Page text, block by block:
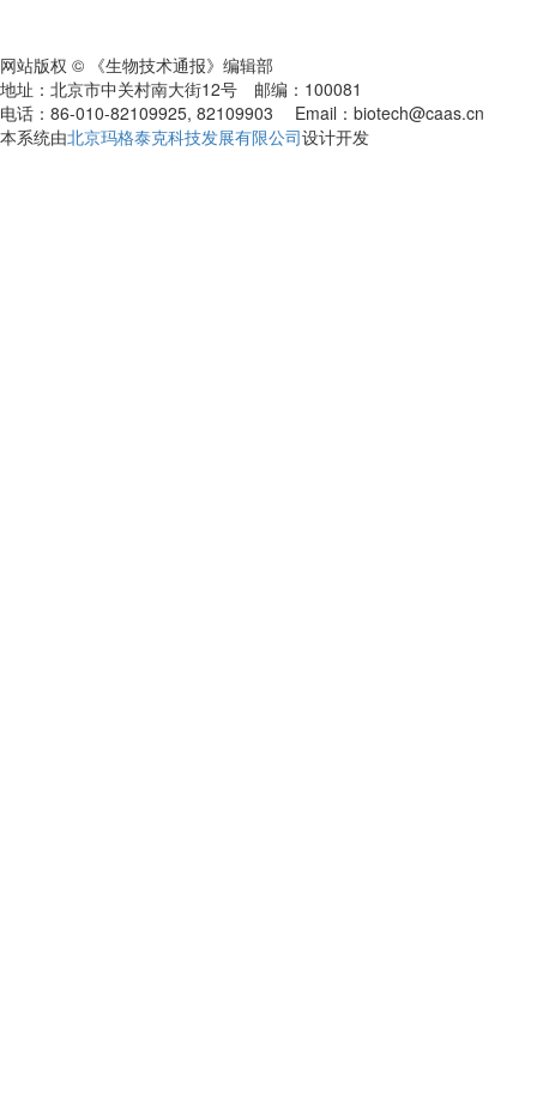
网站版权 © 《生物技术通报》编辑部
地址：北京市中关村南大街12号 邮编：100081
电话：86-010-82109925, 82109903 Email：biotech@caas.cn
本系统由北京玛格泰克科技发展有限公司设计开发